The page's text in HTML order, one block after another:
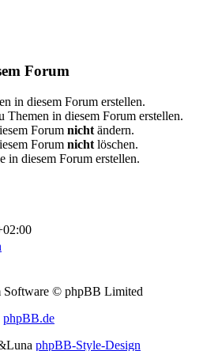
Forum
in diesem Forum erstellen.
Themen in diesem Forum erstellen.
Forum nicht ändern.
Forum nicht löschen.
in diesem Forum erstellen.
Software © phpBB Limited
phpBB.de
phpBB-Style-Design